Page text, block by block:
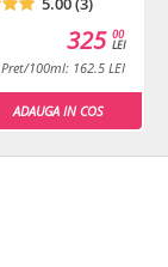
00
LEI
325
Pret/100ml: 162.5 LEI
ADAUGA IN COS